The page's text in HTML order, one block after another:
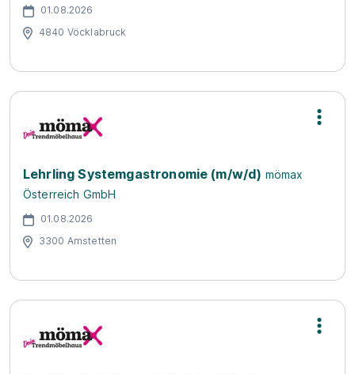
01.08.2026
4840 Vöcklabruck
Lehrling Systemgastronomie (m/w/d) mömax
Österreich GmbH
01.08.2026
3300 Amstetten